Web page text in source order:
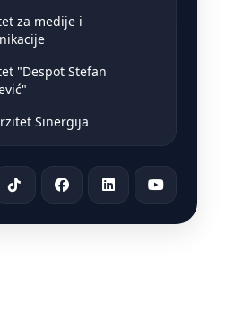
za medije i
"Despot Stefan
Sinergija